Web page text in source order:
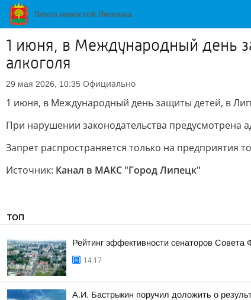
1 июня, в Международный день
алкоголя
29 мая 2026, 10:35 Официально
1 июня, в Международный день защиты детей, в
При нарушении законодательства предусмотрена
Запрет распространяется только на предприятия
Источник: Канал в МАКС "Город Липецк"
ТОП
Рейтинг эффективности сенаторов
14:17
А.И. Бастрыкин поручил доложить о